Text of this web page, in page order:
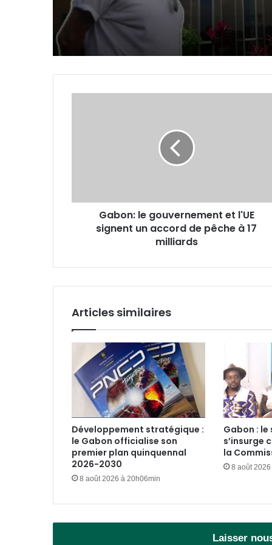
de
Gabon: le gouvernement et l'UE
signent un accord de pêche à 17
milliards
Articles similaires
Développement stratégique :
le Gabon officialise son
premier plan quinquennal
2026-2030
8 août 2026 à 20h06min
Gabon :
s’insurge
la
8 août
Laisser